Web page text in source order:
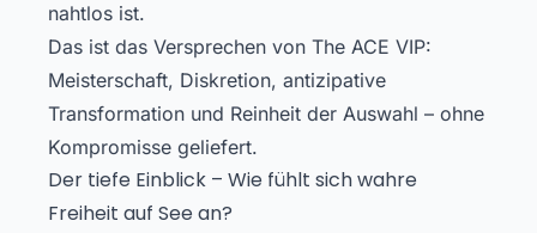
nahtlos ist.
Das ist das Versprechen von The ACE VIP:
Meisterschaft, Diskretion, antizipative
Transformation und Reinheit der Auswahl – ohne
Kompromisse geliefert.
Der tiefe Einblick – Wie fühlt sich wahre
Freiheit auf See an?